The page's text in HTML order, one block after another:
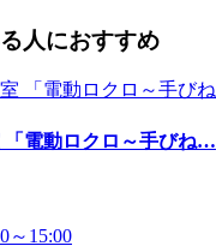
人におすすめ
電動ロクロ～手びね…
～15:00